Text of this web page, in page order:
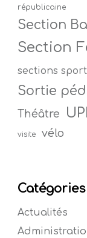
républicaine
Section
Section
sections
Sortie
Théâtre
visite vélo
Catégories
Actualités